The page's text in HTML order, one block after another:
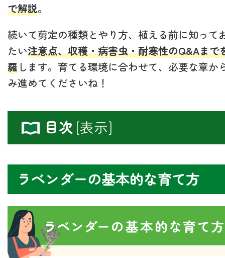
で解説。
続いて剪定の種類とやり方、植える前に知って
たい注意点、収穫・病害虫・耐寒性のQ&Aまで
羅 します。育てる環境に合わせて、必要な章か
み進めてくださいね！
目次 [表示]
ラベンダーの基本的な育て方